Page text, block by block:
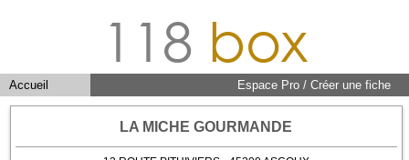
118 box
Accueil Espace Pro / Créer une fiche
LA MICHE GOURMANDE